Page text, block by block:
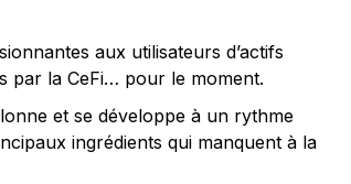
aux utilisateurs d’actifs
par la CeFi… pour le moment.
et se développe à un rythme
ingrédients qui manquent à la